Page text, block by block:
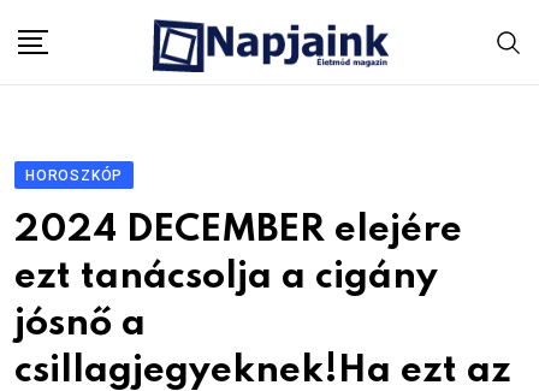
HOROSZKÓP
2024 DECEMBER elejére
ezt tanácsolja a cigány
jósnő a
csillagjegyeknek!Ha ezt az